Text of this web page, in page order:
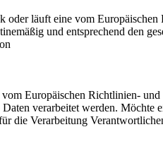
oder läuft eine vom
und entsprechend den
vom Europäischen Richtlinien-
verarbeitet werden. Möchte
die Verarbeitung